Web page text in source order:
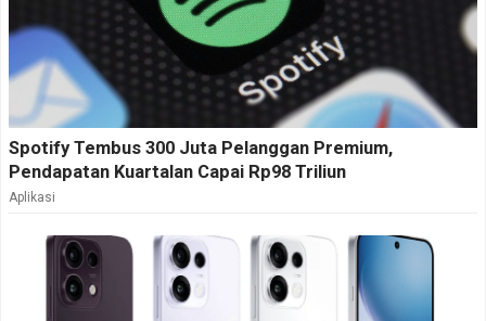
Spotify Tembus 300 Juta Pelanggan Premium,
Pendapatan Kuartalan Capai Rp98 Triliun
Aplikasi